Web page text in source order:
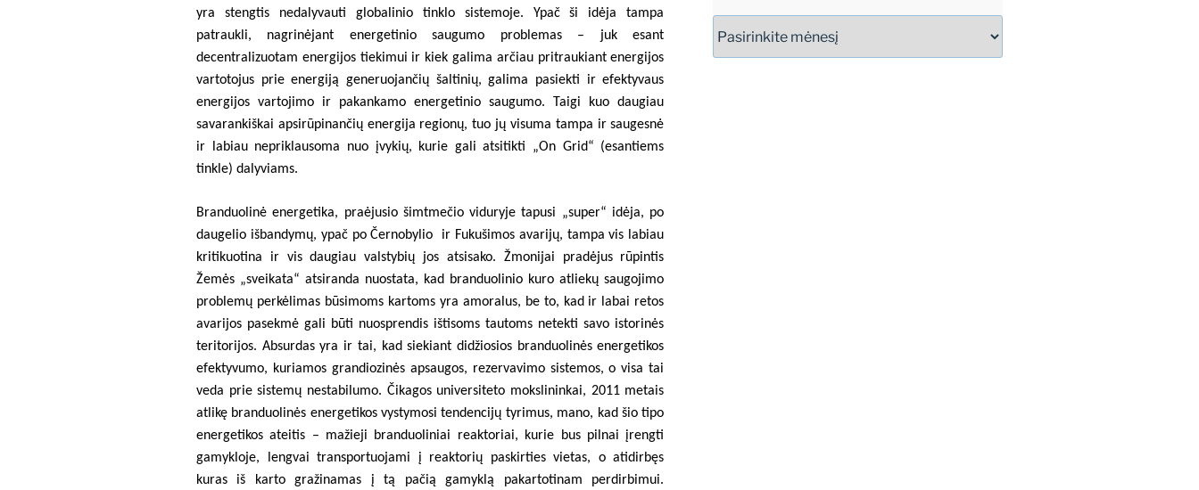
yra stengtis nedalyvauti globalinio tinklo sistemoje. Ypač ši idėja tampa
patraukli, nagrinėjant energetinio saugumo problemas – juk esant
decentralizuotam energijos tiekimui ir kiek galima arčiau pritraukiant energijos
vartotojus prie energiją generuojančių šaltinių, galima pasiekti ir efektyvaus
energijos vartojimo ir pakankamo energetinio saugumo. Taigi kuo daugiau
savarankiškai apsirūpinančių energija regionų, tuo jų visuma tampa ir saugesnė
ir labiau nepriklausoma nuo įvykių, kurie gali atsitikti „On Grid“ (esantiems
tinkle) dalyviams.
Branduolinė energetika, praėjusio šimtmečio viduryje tapusi „super“ idėja, po
daugelio išbandymų, ypač po Černobylio
ir Fukušimos avarijų, tampa vis labiau
kritikuotina ir vis daugiau valstybių jos atsisako. Žmonijai pradėjus rūpintis
Žemės „sveikata“ atsiranda nuostata, kad branduolinio kuro atliekų saugojimo
problemų perkėlimas būsimoms kartoms yra amoralus, be to, kad ir labai retos
avarijos pasekmė gali būti nuosprendis ištisoms tautoms netekti savo istorinės
teritorijos. Absurdas yra ir tai, kad siekiant didžiosios branduolinės energetikos
efektyvumo, kuriamos grandiozinės apsaugos, rezervavimo sistemos, o visa tai
veda prie sistemų nestabilumo. Čikagos universiteto mokslininkai, 2011 metais
atlikę branduolinės energetikos vystymosi tendencijų tyrimus, mano, kad šio tipo
energetikos ateitis – mažieji branduoliniai reaktoriai, kurie bus pilnai įrengti
gamykloje, lengvai transportuojami į reaktorių paskirties vietas, o atidirbęs
kuras iš karto gražinamas į tą pačią gamyklą pakartotinam perdirbimui.